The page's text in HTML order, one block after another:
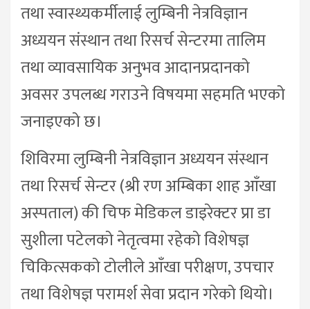
तथा स्वास्थ्यकर्मीलाई लुम्बिनी नेत्रविज्ञान
अध्ययन संस्थान तथा रिसर्च सेन्टरमा तालिम
तथा व्यावसायिक अनुभव आदानप्रदानको
अवसर उपलब्ध गराउने विषयमा सहमति भएको
जनाइएको छ।
शिविरमा लुम्बिनी नेत्रविज्ञान अध्ययन संस्थान
तथा रिसर्च सेन्टर (श्री रण अम्बिका शाह आँखा
अस्पताल) की चिफ मेडिकल डाइरेक्टर प्रा डा
सुशीला पटेलको नेतृत्वमा रहेको विशेषज्ञ
चिकित्सकको टोलीले आँखा परीक्षण, उपचार
तथा विशेषज्ञ परामर्श सेवा प्रदान गरेको थियो।